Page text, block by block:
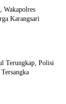
Wakapolres
Karangsari
Terungkap, Polisi